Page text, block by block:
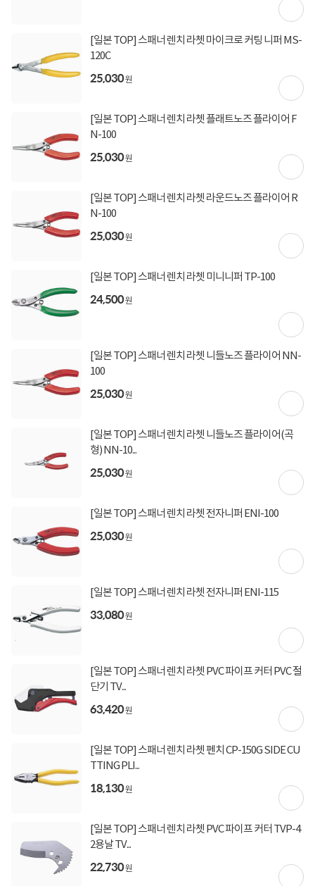
[일본 TOP] 스패너 렌치 라쳇 마이크로 커팅 니퍼 MS-
120C
25,030원
[일본 TOP] 스패너 렌치 라쳇 플래트노즈 플라이어 F
N-100
25,030원
[일본 TOP] 스패너 렌치 라쳇 라운드노즈 플라이어 R
N-100
25,030원
[일본 TOP] 스패너 렌치 라쳇 미니니퍼 TP-100
24,500원
[일본 TOP] 스패너 렌치 라쳇 니들노즈 플라이어 NN-
100
25,030원
[일본 TOP] 스패너 렌치 라쳇 니들노즈 플라이어(곡
형) NN-10...
25,030원
[일본 TOP] 스패너 렌치 라쳇 전자니퍼 ENI-100
25,030원
[일본 TOP] 스패너 렌치 라쳇 전자니퍼 ENI-115
33,080원
[일본 TOP] 스패너 렌치 라쳇 PVC 파이프 커터 PVC 절
단기 TV...
63,420원
[일본 TOP] 스패너 렌치 라쳇 펜치 CP-150G SIDE CU
TTING PLI...
18,130원
[일본 TOP] 스패너 렌치 라쳇 PVC 파이프 커터 TVP-4
2용날 TV...
22,730원
5만원5%포인트
적립금 10원 적립
배송정보 업체직배송
상세정보
구매 시 유의사항
16시 이후 주문 시, 다음 영업일에 출고될 수 있습니다.
해당 상품의 출고 마감시간은 15시 00분으로 이후 결제건은 다음 영업일에 출고됩니
상세정보를